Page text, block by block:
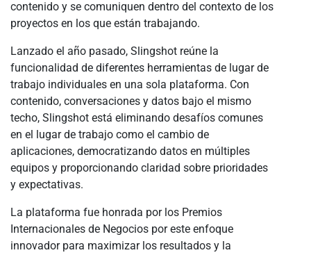
contenido y se comuniquen dentro del contexto de los
proyectos en los que están trabajando.
Lanzado el año pasado, Slingshot reúne la
funcionalidad de diferentes herramientas de lugar de
trabajo individuales en una sola plataforma. Con
contenido, conversaciones y datos bajo el mismo
techo, Slingshot está eliminando desafíos comunes
en el lugar de trabajo como el cambio de
aplicaciones, democratizando datos en múltiples
equipos y proporcionando claridad sobre prioridades
y expectativas.
La plataforma fue honrada por los Premios
Internacionales de Negocios por este enfoque
innovador para maximizar los resultados y la